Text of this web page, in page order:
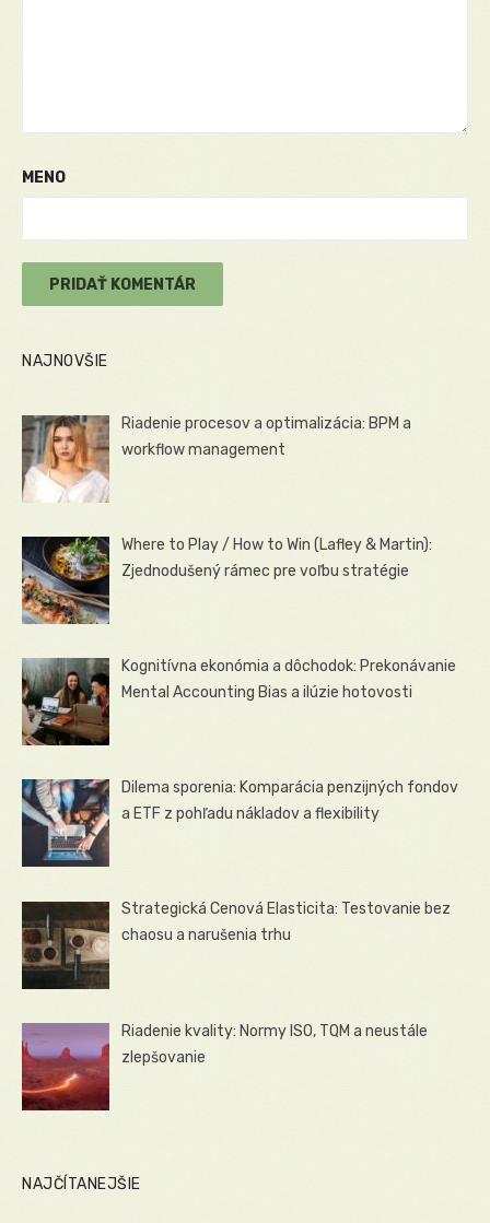
MENO
NAJNOVŠIE
Riadenie procesov a optimalizácia: BPM a
workflow management
Where to Play / How to Win (Lafley & Martin):
Zjednodušený rámec pre voľbu stratégie
Kognitívna ekonómia a dôchodok: Prekonávanie
Mental Accounting Bias a ilúzie hotovosti
Dilema sporenia: Komparácia penzijných fondov
a ETF z pohľadu nákladov a flexibility
Strategická Cenová Elasticita: Testovanie bez
chaosu a narušenia trhu
Riadenie kvality: Normy ISO, TQM a neustále
zlepšovanie
NAJČÍTANEJŠIE